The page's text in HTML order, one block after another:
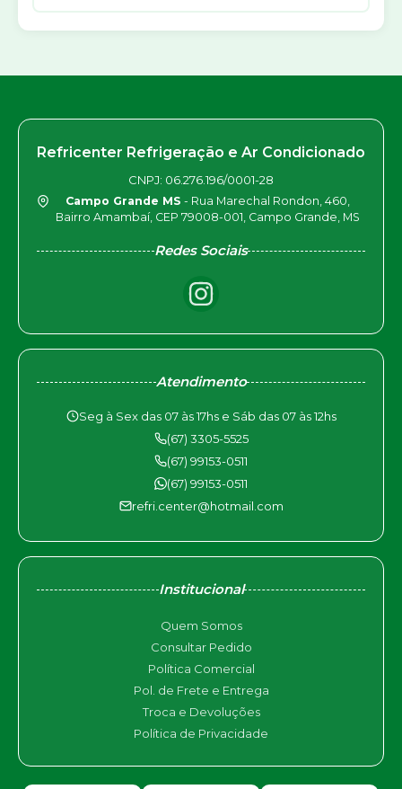
Refricenter Refrigeração e Ar Condicionado
CNPJ: 06.276.196/0001-28
Campo Grande MS - Rua Marechal Rondon, 460,
Bairro Amambaí, CEP 79008-001, Campo Grande, MS
Redes Sociais
Atendimento
Seg à Sex das 07 às 17hs e Sáb das 07 às 12hs
(67) 3305-5525
(67) 99153-0511
(67) 99153-0511
refri.center@hotmail.com
Institucional
Quem Somos
Consultar Pedido
Política Comercial
Pol. de Frete e Entrega
Troca e Devoluções
Política de Privacidade